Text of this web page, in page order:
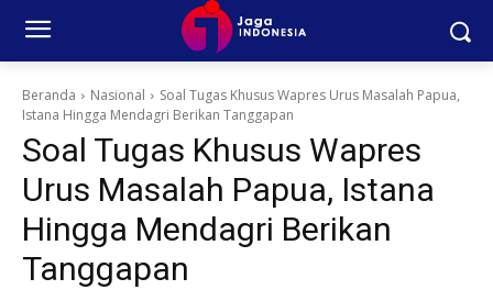
Beranda Nasional
Soal Tugas Khusus Wapres Urus Masalah Papua,
Istana Hingga Mendagri Berikan Tanggapan
Soal Tugas Khusus Wapres
Urus Masalah Papua, Istana
Hingga Mendagri Berikan
Tanggapan